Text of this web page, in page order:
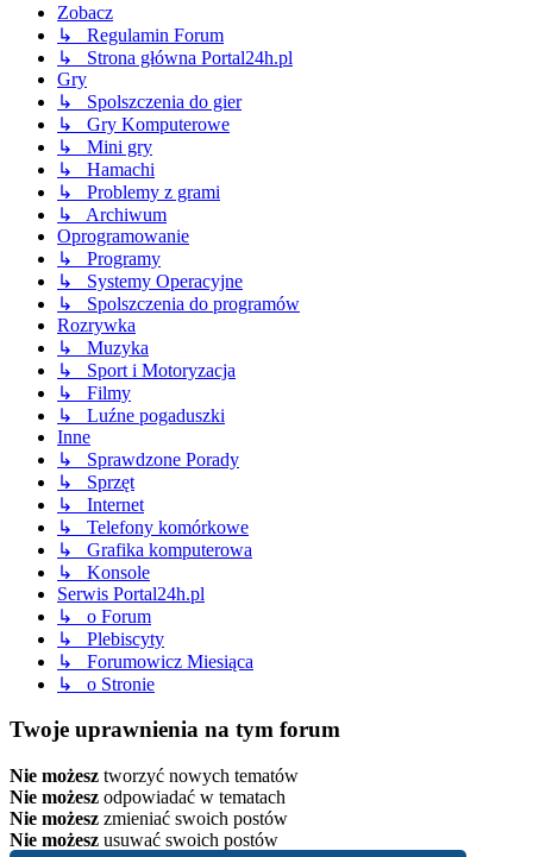
Zobacz
↳ Regulamin Forum
↳ Strona główna Portal24h.pl
Gry
↳ Spolszczenia do gier
↳ Gry Komputerowe
↳ Mini gry
↳ Hamachi
↳ Problemy z grami
↳ Archiwum
Oprogramowanie
↳ Programy
↳ Systemy Operacyjne
↳ Spolszczenia do programów
Rozrywka
↳ Muzyka
↳ Sport i Motoryzacja
↳ Filmy
↳ Luźne pogaduszki
Inne
↳ Sprawdzone Porady
↳ Sprzęt
↳ Internet
↳ Telefony komórkowe
↳ Grafika komputerowa
↳ Konsole
Serwis Portal24h.pl
↳ o Forum
↳ Plebiscyty
↳ Forumowicz Miesiąca
↳ o Stronie
Twoje uprawnienia na tym forum
Nie możesz tworzyć nowych tematów
Nie możesz odpowiadać w tematach
Nie możesz zmieniać swoich postów
Nie możesz usuwać swoich postów